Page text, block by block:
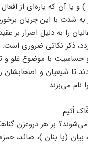
) و یا آن که پاره‌ای از
(مفوضه )۱۶ و ائمه(ع) نیز به شدت
را به دلیل اصرار بر
ذکر نکاتی ضروری است:
با موضوع غلو و
تا شیعیان و اصحابشان
نام می‌برند.
أثیم.
بر هر دروغزن
(یا بنان )، صائد،